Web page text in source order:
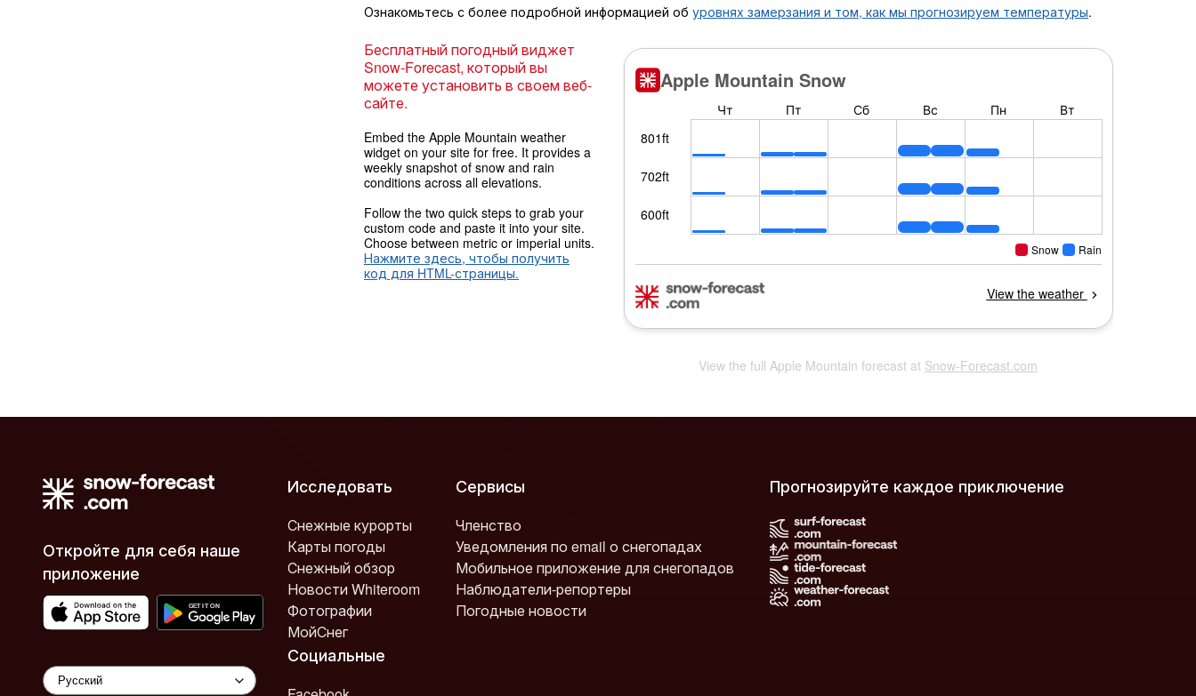
Ознакомьтесь с более подробной информацией об уровнях замерзания и том, как мы прогнозируем температуры.
Бесплатный погодный виджет
Snow-Forecast, который вы
можете установить в своем веб-
сайте.
Embed the Apple Mountain weather
widget on your site for free. It provides a
weekly snapshot of snow and rain
conditions across all elevations.
Follow the two quick steps to grab your
custom code and paste it into your site.
Choose between metric or imperial units.
Нажмите здесь, чтобы получить
код для HTML-страницы.
View the full Apple Mountain forecast at Snow-Forecast.com
Откройте для себя наше
приложение
Исследовать
Снежные курорты
Карты погоды
Снежный обзор
Новости Whiteroom
Фотографии
МойСнег
Сервисы
Членство
Уведомления по email о снегопадах
Мобильное приложение для снегопадов
Наблюдатели-репортеры
Погодные новости
Социальные
Прогнозируйте каждое приключение